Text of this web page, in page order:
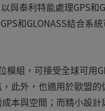
與泰利特能處理GPS
和GLONASS結合系
組，可接受全球可用
此外，也適用於歐盟
本與空間；而精小設